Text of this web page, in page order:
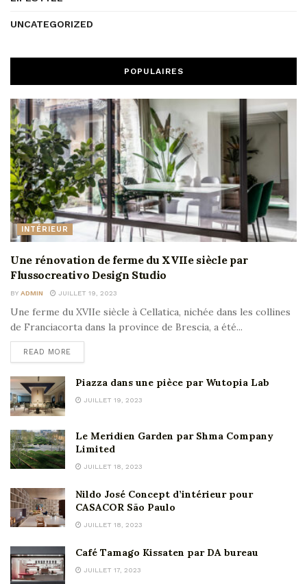
UNCATEGORIZED
POPULAIRES
INTÉRIEUR
Une rénovation de ferme du XVIIe siècle par
Flussocreativo Design Studio
BY ADMIN JUILLET 19, 2023
Une ferme du XVIIe siècle à Cellatica, nichée dans les collines
de Franciacorta dans la province de Brescia, a été...
READ MORE
Piazza dans une pièce par Wutopia Lab
JUILLET 19, 2023
Le Meridien Garden par Shma Company
Limited
JUILLET 18, 2023
Nildo José Concept d’intérieur pour
CASACOR São Paulo
JUILLET 18, 2023
Café Tamago Kissaten par DA bureau
JUILLET 17, 2023